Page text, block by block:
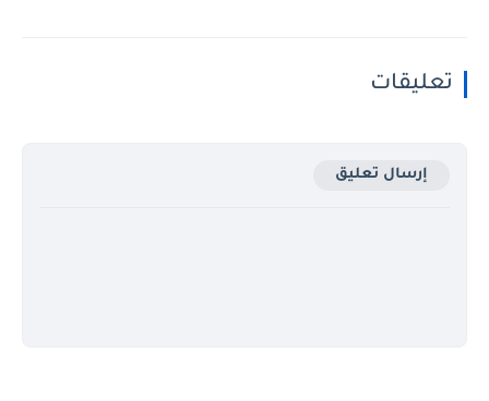
تعليقات
إرسال تعليق